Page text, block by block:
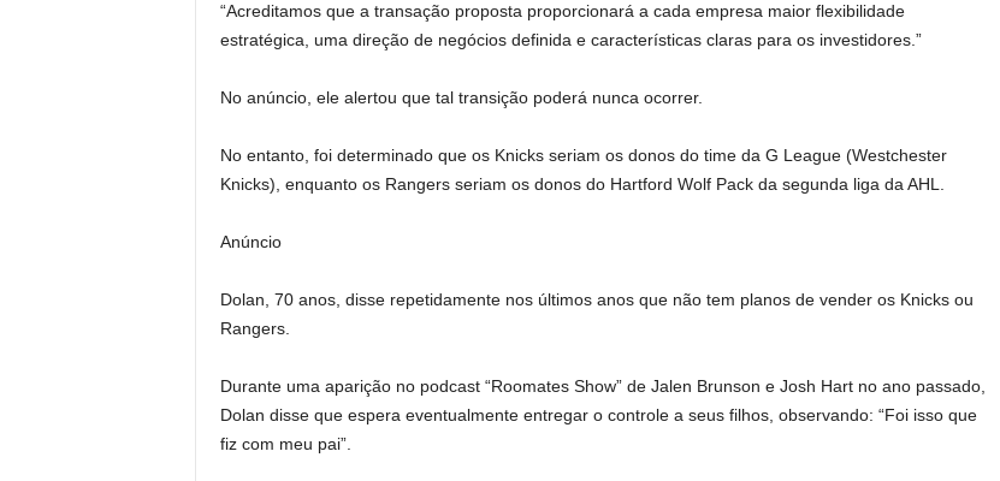
“Acreditamos que a transação proposta proporcionará a cada empresa maior flexibilidade
estratégica, uma direção de negócios definida e características claras para os investidores.”
No anúncio, ele alertou que tal transição poderá nunca ocorrer.
No entanto, foi determinado que os Knicks seriam os donos do time da G League (Westchester
Knicks), enquanto os Rangers seriam os donos do Hartford Wolf Pack da segunda liga da AHL.
Anúncio
Dolan, 70 anos, disse repetidamente nos últimos anos que não tem planos de vender os Knicks ou
Rangers.
Durante uma aparição no podcast “Roomates Show” de Jalen Brunson e Josh Hart no ano passado,
Dolan disse que espera eventualmente entregar o controle a seus filhos, observando: “Foi isso que
fiz com meu pai”.